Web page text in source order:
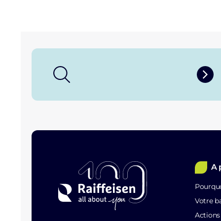
A
Votre